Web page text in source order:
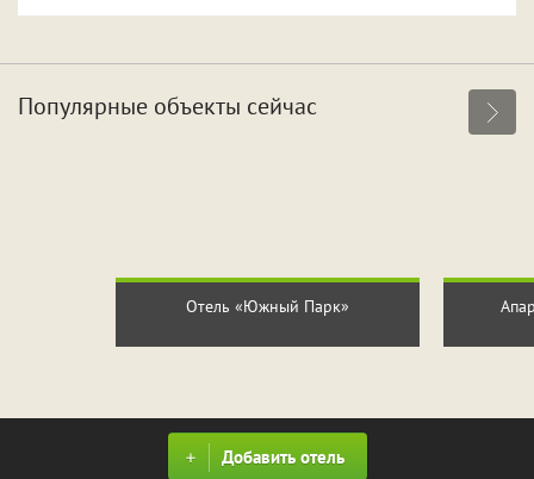
Популярные объекты сейчас
Отель «Южный Парк»
Добавить отель